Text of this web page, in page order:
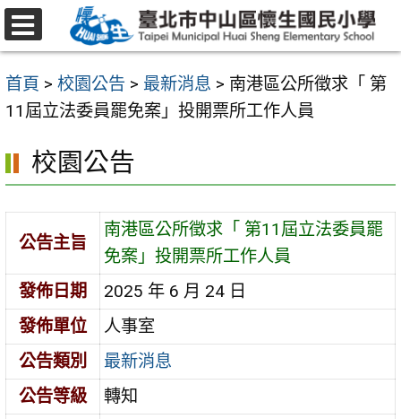
跳
至
要
內
區
首頁 > 校園公告 > 最新消息 > 南港區公所徵求「 第
11屆立法委員罷免案」投開票所工作人員
校園公告
公告主旨
南港區公所徵求「 第11屆立法委員罷
免案」投開票所工作人員
發佈日期
2025 年 6 月 24 日
發佈單位
人事室
公告類別
最新消息
公告等級
轉知
選
單